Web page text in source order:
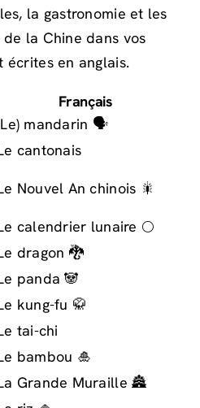
la gastronomie et les
la Chine dans vos
écrites en anglais.
Français
mandarin 🗣️
cantonais
Nouvel An chinois 🎇
calendrier lunaire 🌕
dragon 🐉
panda 🐼
kung-fu 🥋
tai-chi
bambou 🎍
Grande Muraille 🏯